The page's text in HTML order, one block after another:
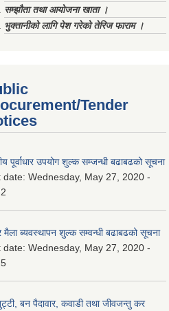
सम्झौता तथा आयोजना खाता ।
भुक्तानीको लागि पेश गरेको तेरिज फाराम ।
Tender
पूर्वाधार उपयोग शुल्क सम्जन्धी बढाबढको सूचना
date: Wednesday, May 27, 2020 -
मैला ब्यवस्थापन शुल्क सम्वन्धी बढाबढको सूचना
date: Wednesday, May 27, 2020 -
बन पैदावार, कवाडी तथा जीवजन्तु कर